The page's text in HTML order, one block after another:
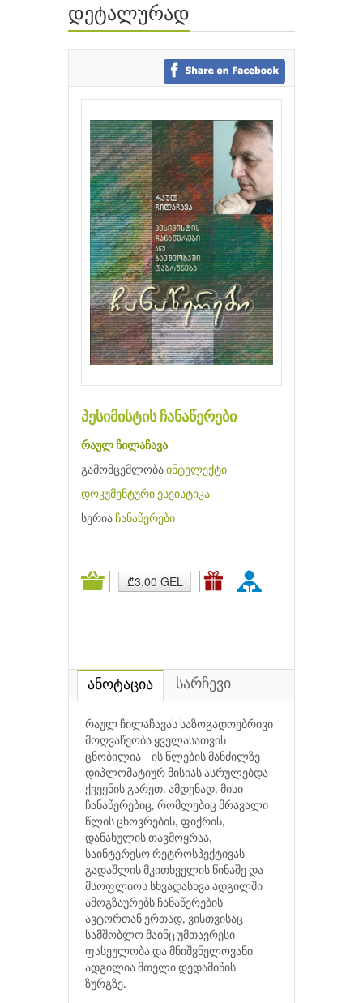
ავტორები
გამომცემლობები
დეტალურად
პესიმისტის ჩანაწერები
რაულ ჩილაჩავა
გამომცემლობა ინტელექტი
დოკუმენტური ესეისტიკა
სერია ჩანაწერები
₾3.00 GEL
ანოტაცია სარჩევი
რაულ ჩილაჩავას საზოგადოებრივი
მოღვაწეობა ყველასათვის
ცნობილია – ის წლების მანძილზე
დიპლომატიურ მისიას ასრულებდა
ქვეყნის გარეთ. ამდენად, მისი
ჩანაწერებიც, რომლებიც მრავალი
წლის ცხოვრების, ფიქრის,
დანახულის თავმოყრაა,
საინტერესო რეტროსპექტივას
გადაშლის მკითხველის წინაშე და
მსოფლიოს სხვადასხვა ადგილში
ამოგზაურებს ჩანაწერების
ავტორთან ერთად, ვისთვისაც
სამშობლო მაინც უმთავრესი
ფასეულობა და მნიშვნელოვანი
ადგილია მთელი დედამიწის
ზურგზე.